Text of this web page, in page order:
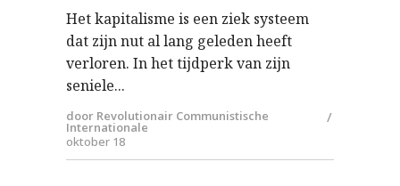
Het kapitalisme is een ziek systeem
dat zijn nut al lang geleden heeft
verloren. In het tijdperk van zijn
seniele
door Revolutionair Communistische
Internationale
oktober 18